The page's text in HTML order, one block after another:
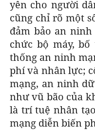
yên cho người
cũng chỉ rõ một
đảm bảo an
chức bộ máy,
thống an ninh
phí và nhân lực;
mạng, an ninh
như vũ bão của
là trí tuệ nhân
mạng diễn biến